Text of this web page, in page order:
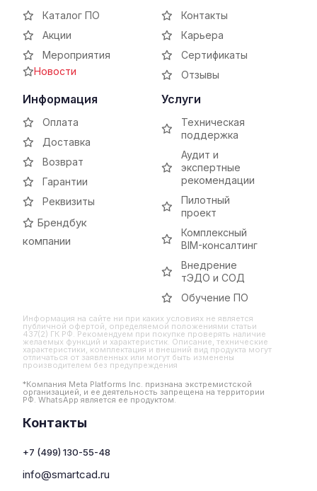
Каталог ПО
Акции
Мероприятия
Новости
Контакты
Карьера
Сертификаты
Отзывы
Информация
Оплата
Доставка
Возврат
Гарантии
Реквизиты
Брендбук
компании
Услуги
Техническая
поддержка
Аудит и
экспертные
рекомендации
Пилотный
проект
Комплексный
BIM-консалтинг
Внедрение
тЭДО и СОД
Обучение ПО
Информация на сайте ни при каких условиях не является
публичной офертой, определяемой положениями статьи
437(2) ГК РФ. Рекомендуем при покупке проверять наличие
желаемых функций и характеристик. Описание, технические
характеристики, комплектация и внешний вид продукта могут
отличаться от заявленных или могут быть изменены
производителем без предупреждения
*Компания Meta Platforms Inc. признана экстремистской
организацией, и ее деятельность запрещена на территории
РФ. WhatsApp является ее продуктом.
Контакты
+7 (499) 130-55-48
info@smartcad.ru